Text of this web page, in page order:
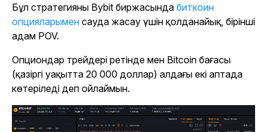
Бұл стратегияны Bybit биржасында биткоин
опцияларымен сауда жасау үшін қолданайық, бірінші
адам POV.
Опциондар трейдері ретінде мен Bitcoin бағасы
(қазіргі уақытта 20 000 доллар) алдағы екі аптада
көтеріледі деп ойлаймын.